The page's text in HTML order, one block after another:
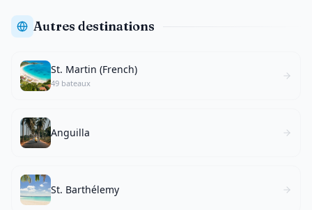
Autres destinations
St. Martin (French)
49 bateaux
Anguilla
St. Barthélemy